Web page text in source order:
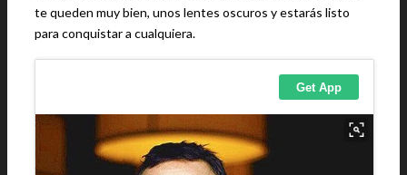
te queden muy bien, unos lentes oscuros y estarás listo
para conquistar a cualquiera.